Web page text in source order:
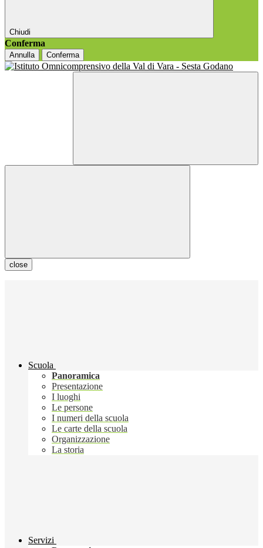
Chiudi
Conferma
Annulla Conferma
close
Scuola
Panoramica
Presentazione
I luoghi
Le persone
I numeri della scuola
Le carte della scuola
Organizzazione
La storia
Servizi